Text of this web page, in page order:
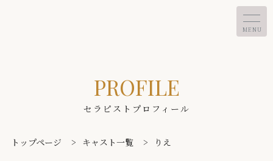
MENU
セラピストプロフィール
PROFILE
トップページ > キャスト一覧 > りえ